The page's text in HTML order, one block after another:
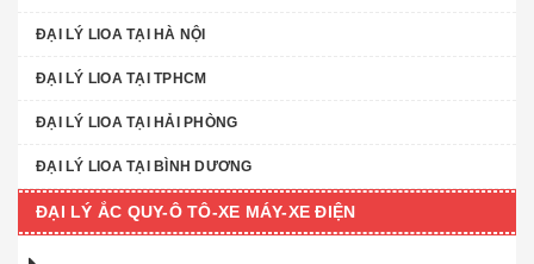
ĐẠI LÝ LIOA TẠI HÀ NỘI
ĐẠI LÝ LIOA TẠI TPHCM
ĐẠI LÝ LIOA TẠI HẢI PHÒNG
ĐẠI LÝ LIOA TẠI BÌNH DƯƠNG
ĐẠI LÝ ẮC QUY-Ô TÔ-XE MÁY-XE ĐIỆN